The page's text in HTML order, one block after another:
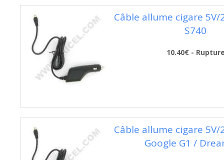
Câble allume cigare 5V/
S740
10.40€ -
Câble allume cigare 5V/
Google G1 /